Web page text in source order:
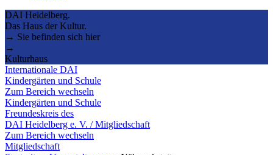
DAI Heidelberg.
Das Haus der Kultur.
→ Sie befinden sich hier
→
Kulturhaus
Internationale DAI
Kindergärten und Schule
Zum Bereich wechseln
Kindergärten und Schule
Freundeskreis des
DAI Heidelberg e. V. / Mitgliedschaft
Zum Bereich wechseln
Mitgliedschaft